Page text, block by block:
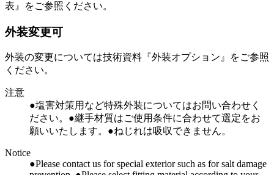
表』をご参照ください。
外装変更可
外装の変更については技術資料『外装オプション』をご参照
ください。
注意
●塩害対策用など特殊外装についてはお問い合わせく
ださい。●継手材質はご使用条件に合わせて選定をお
願いいたします。●ねじれは吸収できません。
Notice
●Please contact us for special exterior such as for salt damage